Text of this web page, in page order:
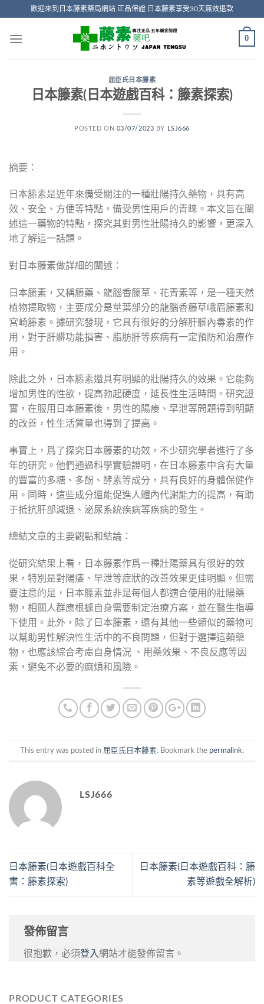
content
歡迎來到日本藤素藥局網站 正品保證 日本藤素享受30天無效退款
0
屈臣氏日本藤素
日本籐素(日本遊戲百科：籐素探索)
POSTED ON 03/07/2023 BY LSJ666
摘要：
日本籐素是近年來備受關注的一種壯陽持久藥物，具有高
效、安全、方便等特點，備受男性用戶的青睐。本文旨在闡
述這一藥物的特點，探究其對男性壯陽持久的影響，更深入
地了解這一話題。
對日本籐素做詳細的闡述：
日本籐素，又稱籐藥、龍腦香籐草、花青素等，是一種天然
植物提取物，主要成分是莖葉部分的龍腦香籐草峨眉籐素和
宮崎籐素。據研究發現，它具有很好的分解肝髒內毒素的作
用，對于肝髒功能損害、脂肪肝等疾病有一定預防和治療作
用。
除此之外，日本籐素還具有明顯的壯陽持久的效果。它能夠
增加男性的性欲，提高勃起硬度，延長性生活時間。研究證
實，在服用日本籐素後，男性的陽痿、早泄等問題得到明顯
的改善，性生活質量也得到了提高。
事實上，爲了探究日本籐素的功效，不少研究學者進行了多
年的研究。他們通過科學實驗證明，在日本籐素中含有大量
的豐富的多糖、多酚、酵素等成分，具有良好的身體保健作
用。同時，這些成分還能促進人體內代謝能力的提高，有助
于抵抗肝部減退、泌尿系統疾病等疾病的發生。
總結文章的主要觀點和結論：
從研究結果上看，日本籐素作爲一種壯陽藥具有很好的效
果，特別是對陽痿、早泄等症狀的改善效果更佳明顯。但需
要注意的是，日本籐素並非是每個人都適合使用的壯陽藥
物，相關人群應根據自身需要制定治療方案，並在醫生指導
下使用。此外，除了日本籐素，還有其他一些類似的藥物可
以幫助男性解決性生活中的不良問題，但對于選擇這類藥
物，也應該綜合考慮自身情況 、用藥效果、不良反應等因
素，避免不必要的麻煩和風險。
This entry was posted in 屈臣氏日本藤素. Bookmark the permalink.
LSJ666
日本籐素(日本遊戲百科全
書：籐素探索)
日本籐素(日本遊戲百科：籐
素等遊戲全解析)
發佈留言
很抱歉，必須登入網站才能發佈留言。
PRODUCT CATEGORIES